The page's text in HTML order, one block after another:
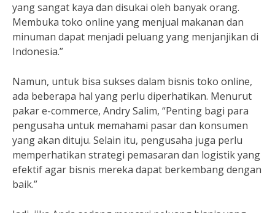
yang sangat kaya dan disukai oleh banyak orang.
Membuka toko online yang menjual makanan dan
minuman dapat menjadi peluang yang menjanjikan di
Indonesia.”
Namun, untuk bisa sukses dalam bisnis toko online,
ada beberapa hal yang perlu diperhatikan. Menurut
pakar e-commerce, Andry Salim, “Penting bagi para
pengusaha untuk memahami pasar dan konsumen
yang akan dituju. Selain itu, pengusaha juga perlu
memperhatikan strategi pemasaran dan logistik yang
efektif agar bisnis mereka dapat berkembang dengan
baik.”